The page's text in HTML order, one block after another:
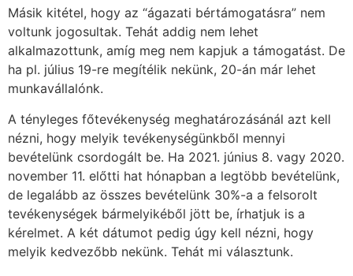
Másik kitétel, hogy az “ágazati bértámogatásra” nem
voltunk jogosultak. Tehát addig nem lehet
alkalmazottunk, amíg meg nem kapjuk a támogatást. De
ha pl. július 19-re megítélik nekünk, 20-án már lehet
munkavállalónk.
A tényleges főtevékenység meghatározásánál azt kell
nézni, hogy melyik tevékenységünkből mennyi
bevételünk csordogált be. Ha 2021. június 8. vagy 2020.
november 11. előtti hat hónapban a legtöbb bevételünk,
de legalább az összes bevételünk 30%-a a felsorolt
tevékenységek bármelyikéből jött be, írhatjuk is a
kérelmet. A két dátumot pedig úgy kell nézni, hogy
melyik kedvezőbb nekünk. Tehát mi választunk.